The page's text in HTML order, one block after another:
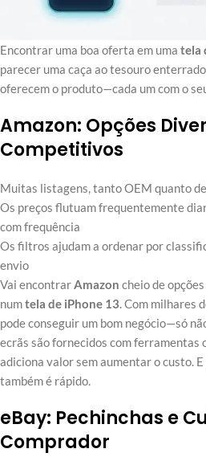
Encontrar uma boa oferta em uma tela
parecer uma caça ao tesouro
oferecem o produto—cada um com o
Amazon: Opções
Competitivos
Muitas listagens, tanto OEM quanto
Os preços flutuam frequentemente
com frequência
Os filtros ajudam a ordenar por
envio
Vai encontrarAmazon cheio de
numtela de iPhone 13. Com milhares
pode conseguir um bom negócio—só
ecrãs são fornecidos com ferramentas
adiciona valor sem aumentar o custo.
também é rápido.
eBay: Pechinchas e
Comprador